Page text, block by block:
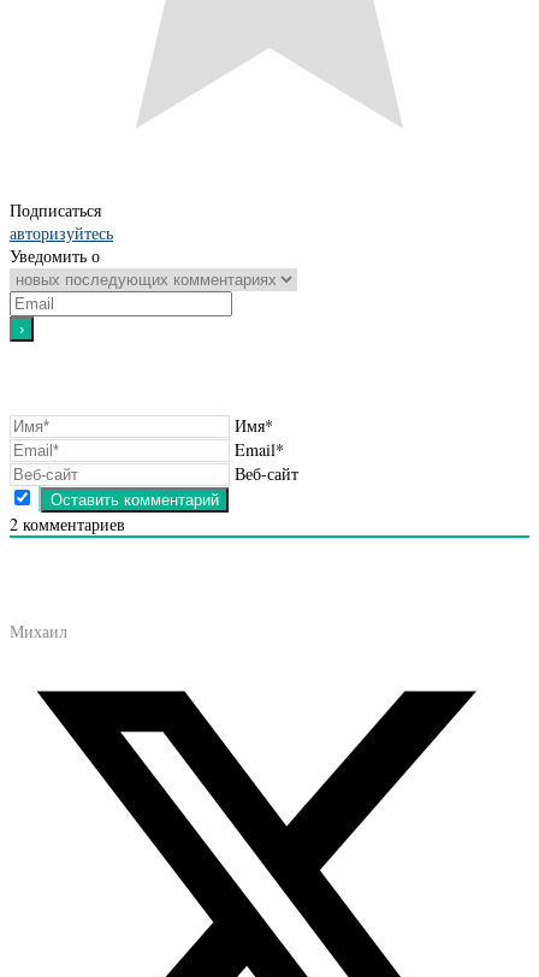
Подписаться
авторизуйтесь
Уведомить о
Имя*
Email*
Веб-сайт
2 комментариев
Михаил